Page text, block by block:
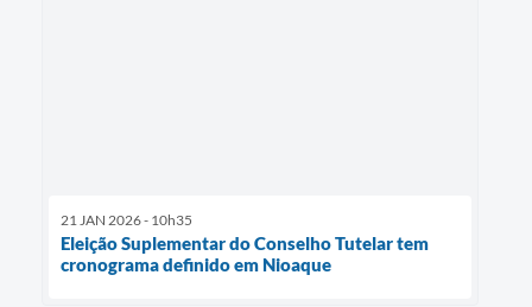
21 JAN 2026 - 10h35
Eleição Suplementar do Conselho Tutelar tem
cronograma definido em Nioaque